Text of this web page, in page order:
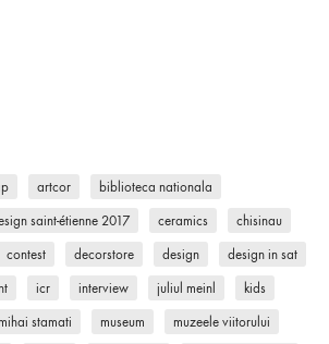
artcor biblioteca nationala
saint-étienne 2017 ceramics chisinau
contest decorstore design design in sat
icr interview juliul meinl kids
stamati museum muzeele viitorului